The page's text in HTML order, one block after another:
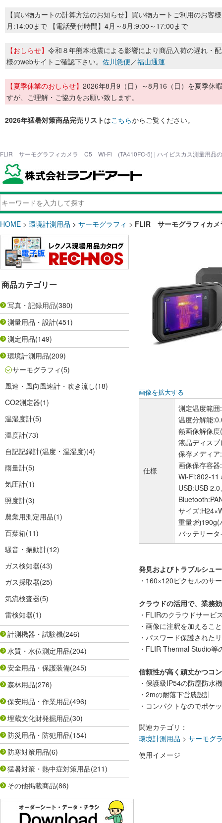
【買い物カートの計算方法のお知らせ】買い物カートご利用のお客
月:14:00まで 【電話受付時間】4月～8月:9:00～17:00まで
【おしらせ】 令和８年熊本地震による影響により商品入荷の遅れ・
様のwebサイトご確認下さい。 佐川急便／福山通運
【夏季休業のおしらせ】 2026年8月9（日）～8月16（日）を夏季休
すが、ご理解・ご協力をお願い致します。
2026年猛暑対策商品完売リストはこちらからご覧ください。
FLIR サーモグラフィカメラ C5 Wi-Fi (TA410FC-5) | ハイビスカス測量用品
HOME > 環境計測用品 > サーモグラフィ > FLIR サーモグラフィカ
商品カテゴリー
写真・記録用品(380)
測量用品・設計(451)
測定用品(149)
環境計測用品(209)
サーモグラフィ (5)
風速・風向風速計・吹き流し(18)
CO2測定器(1)
温湿度計(5)
温度計(73)
自記記録計(温度・温湿度)(4)
雨量計(5)
気圧計(1)
照度計(3)
農業用測定用品(1)
百葉箱(11)
騒音・振動計(12)
ガス検知器(43)
ガス採取器(25)
気流検査器(5)
雷検知器(1)
計測機器・試験機(246)
水質・水位測定用品(204)
安全用品・保護装備(245)
森林用品(276)
保安用品・作業用品(496)
埋蔵文化財発掘用品(30)
防災用品・防犯用品(154)
防寒対策用品(6)
猛暑対策・熱中症対策用品(211)
その他掲載商品(86)
画像を拡大する
仕様
測定温度範
温度分解能
熱画像解像
液晶ディス
保存メディ
画像保存容
Wi-Fi:802-11
USB:USB
サイズ
重量:約190g(
バッテリー
発見およびトラブルシュ
・160×120ピクセルのサ
クラウドの活用で、業務
・FLIRのクラウドサー
・画像に注釈を加えるこ
・パスワード保護された
・FLIR Thermal Studio
信頼性が高く頑丈かつコ
・保護級IP54の防塵防水
・2mの耐落下営農設計
・コンパクトなのでポケ
関連カテゴリ：
環境計測用品 > サーモグ
使用イメージ